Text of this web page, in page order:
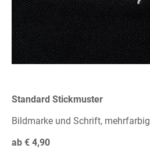
Standard Stickmuster
Bildmarke und Schrift, mehrfarbig
ab € 4,90